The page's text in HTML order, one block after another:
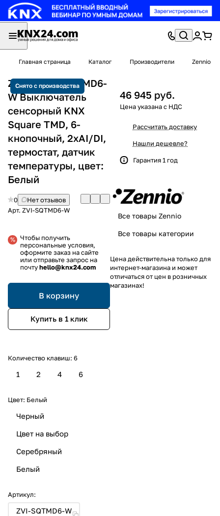
Главная страница Каталог Производители Zennio
Снято с производства
Zennio ZVI-SQTMD6-
W Выключатель
сенсорный KNX
Square TMD, 6-
кнопочный, 2хAI/DI,
термостат, датчик
температуры, цвет:
Белый
0
Нет отзывов
Арт. ZVI-SQTMD6-W
Чтобы получить
персональные условия,
оформите заказ на сайте
или отправьте запрос на
почтуhello@knx24.com
В корзину
Купить в 1 клик
Количество клавиш: 6
6
1 2 4
Цвет: Белый
Белый
Черный
Цвет на выбор
Серебряный
Артикул:
ZVI-SQTMD6-W
46 945 руб.
Рассчитать доставку
Нашли дешевле?
Гарантия 1 год
Все товары Zennio
Все товары категории
Цена действительна только для
интернет-магазина и может
отличаться от цен в розничных
магазинах!